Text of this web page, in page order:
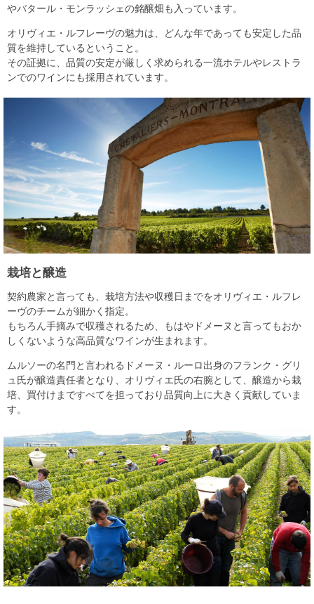
やバタール・モンラッシェの銘醸畑も入っています。
オリヴィエ・ルフレーヴの魅力は、どんな年であっても安定した品
質を維持しているということ。
その証拠に、品質の安定が厳しく求められる一流ホテルやレストラ
ンでのワインにも採用されています。
栽培と醸造
契約農家と言っても、栽培方法や収穫日までをオリヴィエ・ルフレ
ーヴのチームが細かく指定。
もちろん手摘みで収穫されるため、もはやドメーヌと言ってもおか
しくないような高品質なワインが生まれます。
ムルソーの名門と言われるドメーヌ・ルーロ出身のフランク・グリ
ュ氏が醸造責任者となり、オリヴィエ氏の右腕として、醸造から栽
培、買付けまですべてを担っており品質向上に大きく貢献していま
す。